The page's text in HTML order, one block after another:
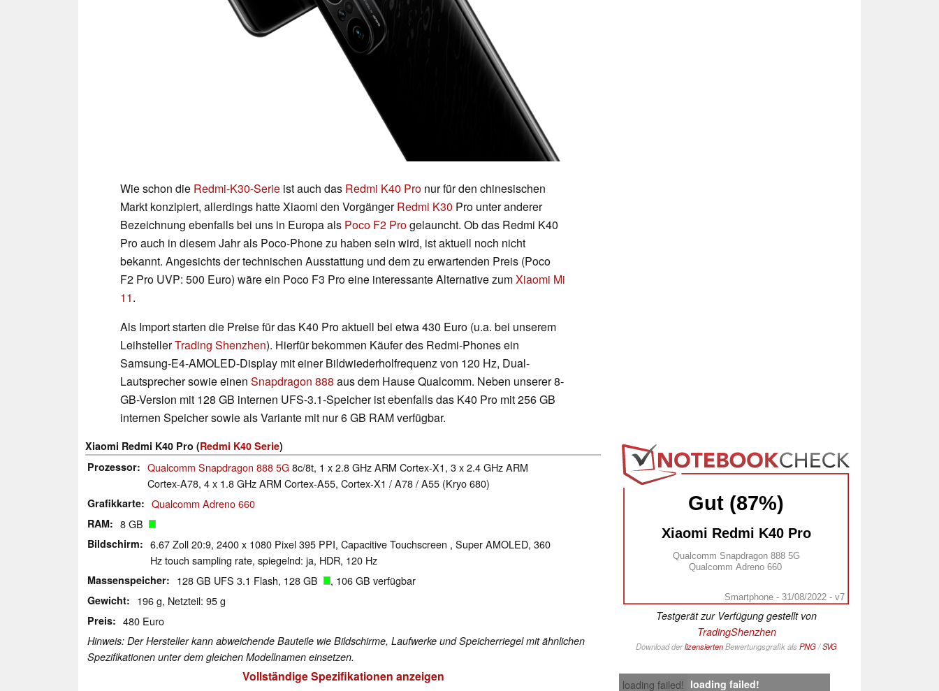
Wie schon die Redmi-K30-Serie ist auch das Redmi K40 Pro nur für den chinesischen
Markt konzipiert, allerdings hatte Xiaomi den VorgängerRedmi K30 Pro unter anderer
Bezeichnung ebenfalls bei uns in Europa als Poco F2 Progelauncht. Ob das Redmi K40
Pro auch in diesem Jahr als Poco-Phone zu haben sein wird, ist aktuell noch nicht
bekannt. Angesichts der technischen Ausstattung und dem zu erwartenden Preis (Poco
F2 Pro UVP: 500 Euro) wäre ein Poco F3 Pro eine interessante Alternative zumXiaomi Mi
11.
Als Import starten die Preise für das K40 Pro aktuell bei etwa 430 Euro (u.a. bei unserem
LeihstellerTrading Shenzhen). Hierfür bekommen Käufer des Redmi-Phones ein
Samsung-E4-AMOLED-Display mit einer Bildwiederholfrequenz von 120 Hz, Dual-
Lautsprecher sowie einen Snapdragon 888 aus dem Hause Qualcomm. Neben unserer 8-
GB-Version mit 128 GB internen UFS-3.1-Speicher ist ebenfalls das K40 Pro mit 256 GB
internen Speicher sowie als Variante mit nur 6 GB RAM verfügbar.
Gut (87%)
Xiaomi Redmi K40 Pro
Qualcomm Snapdragon 888 5G
Qualcomm Adreno 660
Smartphone - 31/08/2022 - v7
Testgerät zur Verfügung gestellt von
TradingShenzhen
Download derlizensiertenBewertungsgrafik als PNG/SVG
loading failed! loading failed!
Xiaomi Redmi K40 Pro (Redmi K40 Serie)
Prozessor
Qualcomm Snapdragon 888 5G8c/8t, 1 x 2.8 GHz ARM Cortex-X1, 3 x 2.4 GHz ARM
Cortex-A78, 4 x 1.8 GHz ARM Cortex-A55, Cortex-X1 / A78 / A55 (Kryo 680)
Grafikkarte Qualcomm Adreno 660
RAM 8 GB
Bildschirm
6.67 Zoll 20:9, 2400 x 1080 Pixel 395 PPI, Capacitive Touchscreen , Super AMOLED, 360
Hz touch sampling rate, spiegelnd: ja, HDR, 120 Hz
Massenspeicher 128 GB UFS 3.1 Flash, 128 GB , 106 GB verfügbar
Gewicht 196 g, Netzteil: 95 g
Preis 480 Euro
Hinweis: Der Hersteller kann abweichende Bauteile wie Bildschirme, Laufwerke und Speicherriegel mit ähnlichen
Spezifikationen unter dem gleichen Modellnamen einsetzen.
Vollständige Spezifikationen anzeigen